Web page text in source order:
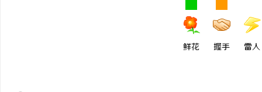
鲜花 握手 雷人